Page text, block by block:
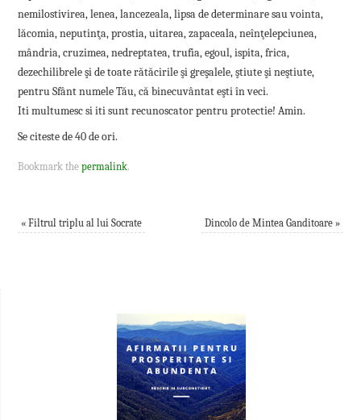
nemilostivirea, lenea, lancezeala, lipsa de determinare sau vointa,
lăcomia, neputinţa, prostia, uitarea, zapaceala, neînţelepciunea,
mândria, cruzimea, nedreptatea, trufia, egoul, ispita, frica,
dezechilibrele şi de toate rătăcirile şi greşalele, ştiute şi neştiute,
pentru Sfânt numele Tău, că binecuvântat eşti în veci.
Iti multumesc si iti sunt recunoscator pentru protectie! Amin.
Se citeste de 40 de ori.
Bookmark the permalink.
«Filtrul triplu al lui Socrate Dincolo de Mintea Ganditoare»